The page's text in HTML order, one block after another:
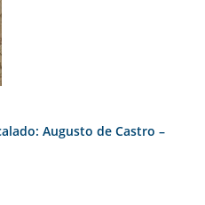
Augusto de Castro –